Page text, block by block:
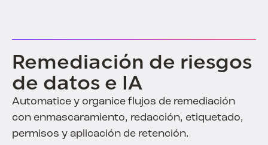
Remediación de riesgos
de datos e IA
Automatice y organice flujos de remediación
con enmascaramiento, redacción, etiquetado,
permisos y aplicación de retención.